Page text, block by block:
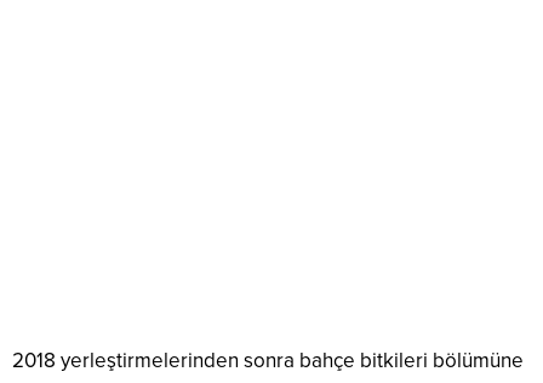
2018 yerleştirmelerinden sonra bahçe bitkileri bölümüne